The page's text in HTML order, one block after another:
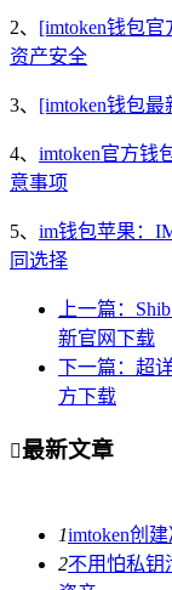
2、 [imtoken钱包
资产安全
3、 [imtoken钱包
4、 imtoken官方钱
意事项
5、 im钱包苹果：
同选择
上一篇：
新官网下载
下一篇：超
方下载
最新文章
1imtoken创
2不用怕私钥